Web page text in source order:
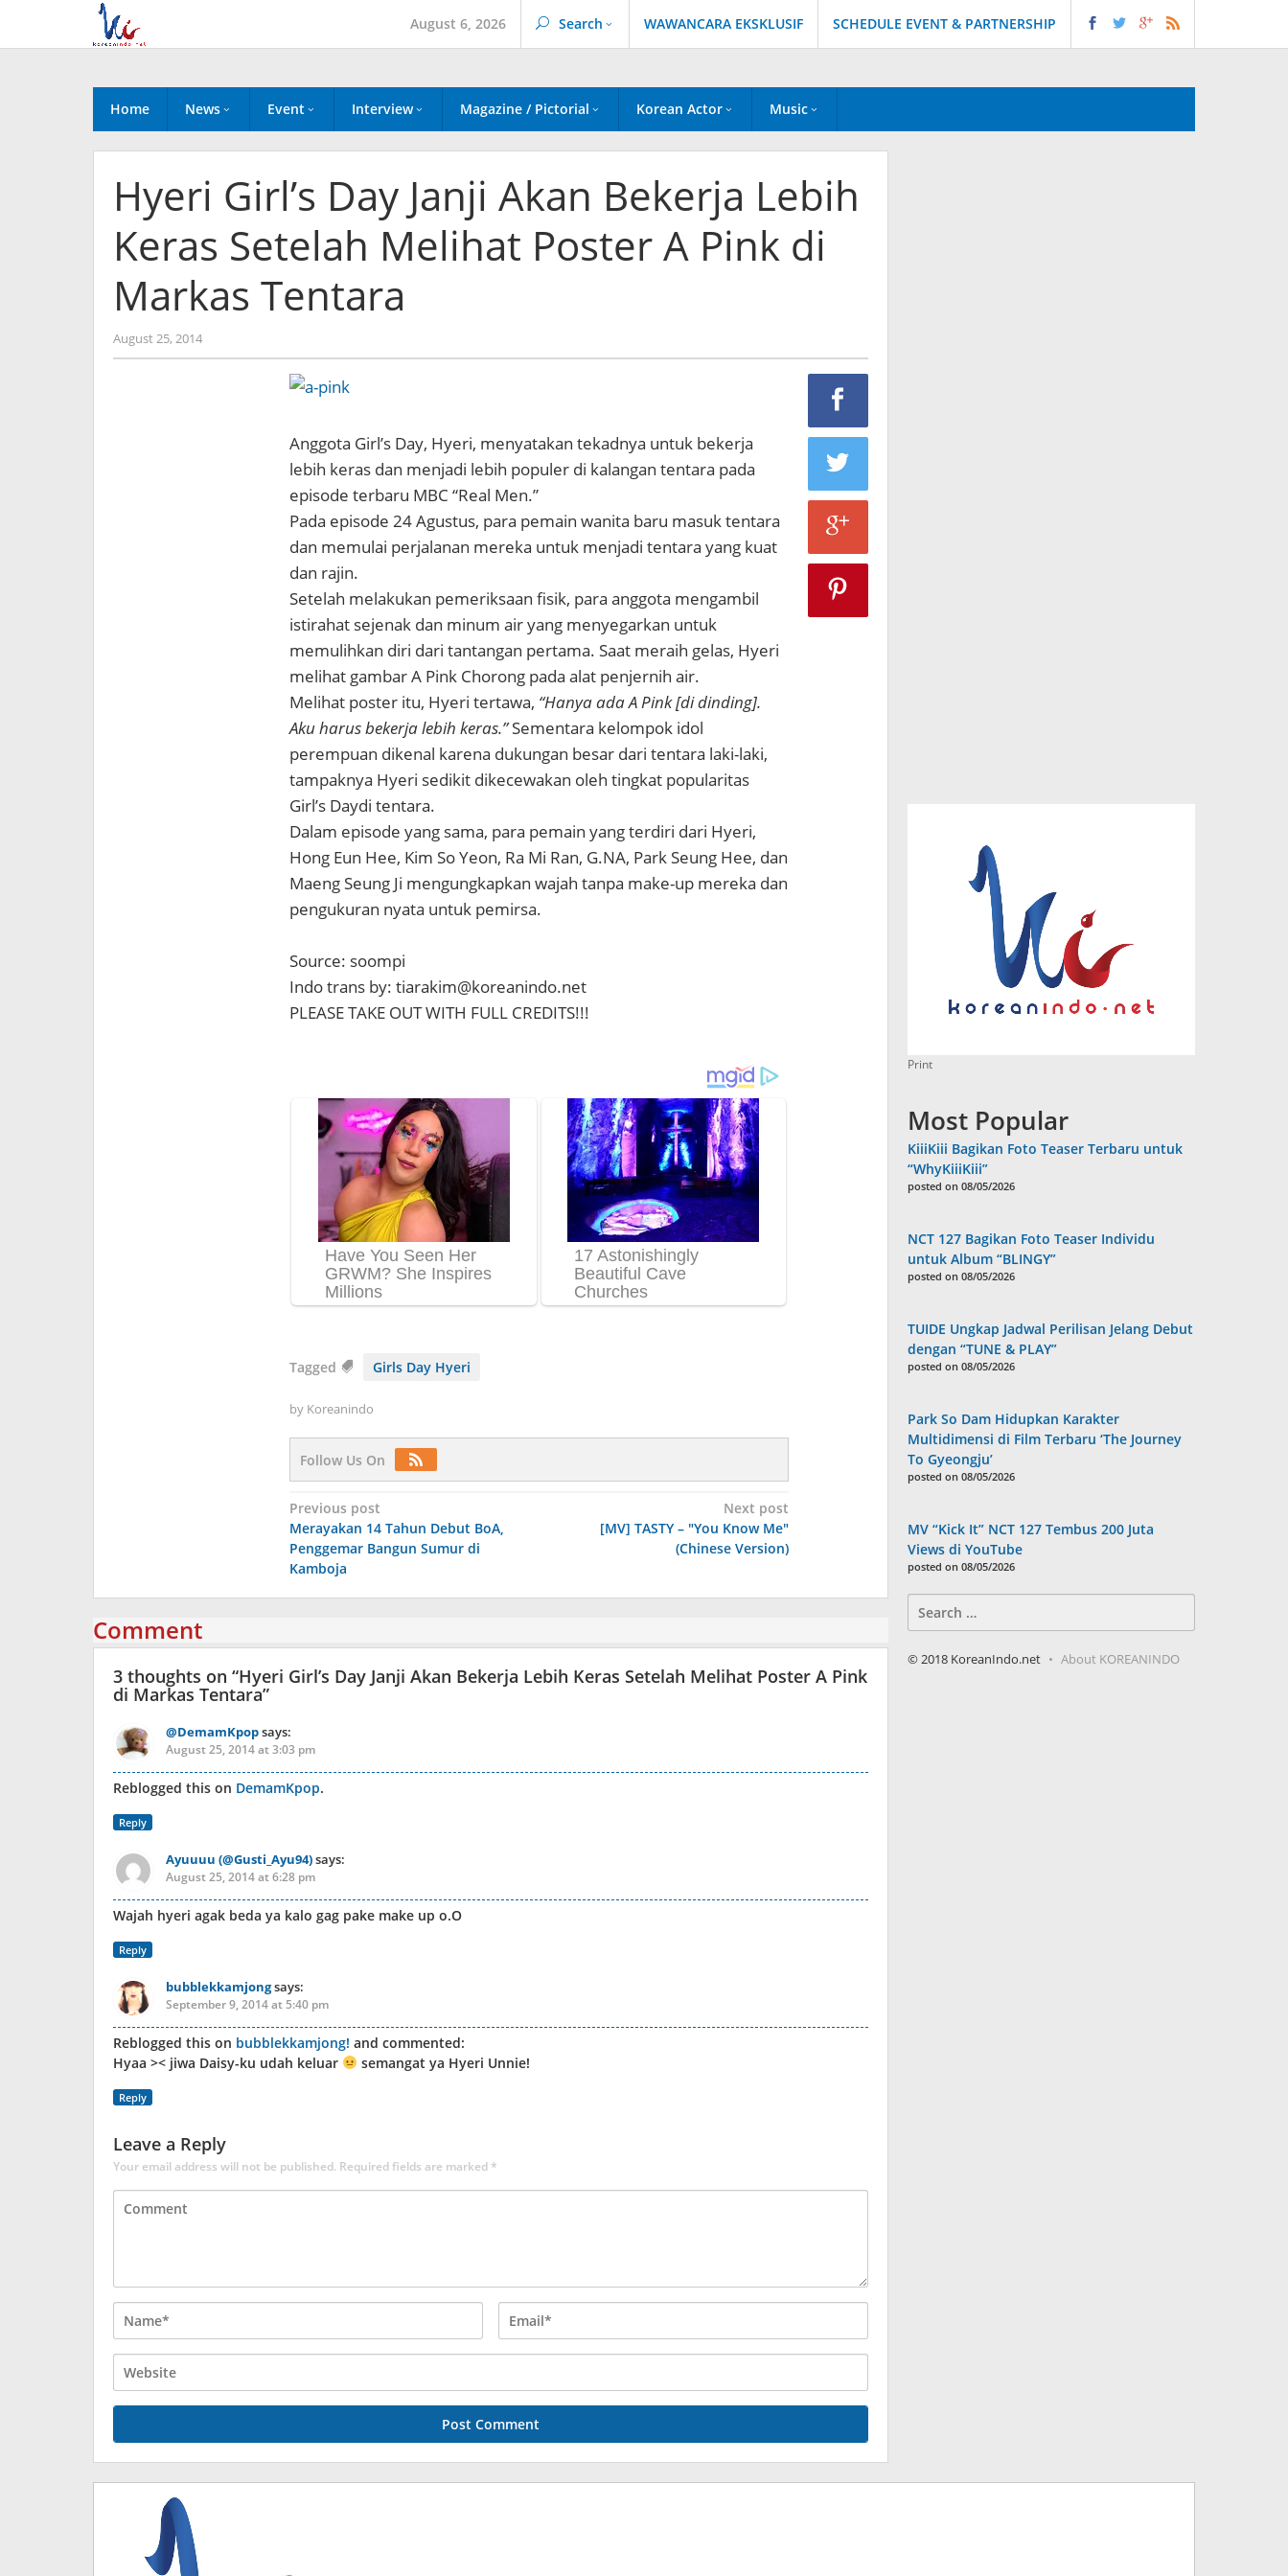
content
August 6, 2026 Search WAWANCARA EKSKLUSIF SCHEDULE EVENT & PARTNERSHIP
Home News Event Interview Magazine / Pictorial Korean Actor Music
Hyeri Girl’s Day Janji Akan Bekerja Lebih
Keras Setelah Melihat Poster A Pink di
Markas Tentara
August 25, 2014by
Koreanindo
Anggota Girl’s Day, Hyeri, menyatakan tekadnya untuk bekerja
lebih keras dan menjadi lebih populer di kalangan tentara pada
episode terbaru MBC “Real Men.”
Pada episode 24 Agustus, para pemain wanita baru masuk tentara
dan memulai perjalanan mereka untuk menjadi tentara yang kuat
dan rajin.
Setelah melakukan pemeriksaan fisik, para anggota mengambil
istirahat sejenak dan minum air yang menyegarkan untuk
memulihkan diri dari tantangan pertama. Saat meraih gelas, Hyeri
melihat gambar A Pink Chorong pada alat penjernih air.
Melihat poster itu, Hyeri tertawa, “Hanya ada A Pink [di dinding].
Aku harus bekerja lebih keras.”Sementara kelompok idol
perempuan dikenal karena dukungan besar dari tentara laki-laki,
tampaknya Hyeri sedikit dikecewakan oleh tingkat popularitas
Girl’s Daydi tentara.
Dalam episode yang sama, para pemain yang terdiri dari Hyeri,
Hong Eun Hee, Kim So Yeon, Ra Mi Ran, G.NA, Park Seung Hee, dan
Maeng Seung Ji mengungkapkan wajah tanpa make-up mereka dan
pengukuran nyata untuk pemirsa.
Source: soompi
Indo trans by: tiarakim@koreanindo.net
PLEASE TAKE OUT WITH FULL CREDITS!!!
Tagged Girls Day Hyeri
by Koreanindo
Follow Us On
Post
navigation
Previous post
Merayakan 14 Tahun Debut BoA,
Penggemar Bangun Sumur di
Kamboja
Next post
[MV] TASTY – "You Know Me"
(Chinese Version)
Comment
3 thoughts on “Hyeri Girl’s Day Janji Akan Bekerja Lebih Keras Setelah Melihat Poster A Pink
di Markas Tentara”
@DemamKpopsays:
August 25, 2014 at 3:03 pm
Reblogged this on DemamKpop.
Reply
Ayuuuu (@Gusti_Ayu94)says:
August 25, 2014 at 6:28 pm
Wajah hyeri agak beda ya kalo gag pake make up o.O
Reply
bubblekkamjongsays:
September 9, 2014 at 5:40 pm
Reblogged this on bubblekkamjong! and commented:
Hyaa >< jiwa Daisy-ku udah keluar
semangat ya Hyeri Unnie!
Reply
Leave a Reply
Your email address will not be published. Required fields are marked*
Print
Most Popular
KiiiKiii Bagikan Foto Teaser Terbaru untuk
“WhyKiiiKiii”
posted on 08/05/2026
NCT 127 Bagikan Foto Teaser Individu
untuk Album “BLINGY”
posted on 08/05/2026
TUIDE Ungkap Jadwal Perilisan Jelang Debut
dengan “TUNE & PLAY”
posted on 08/05/2026
Park So Dam Hidupkan Karakter
Multidimensi di Film Terbaru ‘The Journey
To Gyeongju’
posted on 08/05/2026
MV “Kick It” NCT 127 Tembus 200 Juta
Views di YouTube
posted on 08/05/2026
for:
© 2018 KoreanIndo.net About KOREANINDO